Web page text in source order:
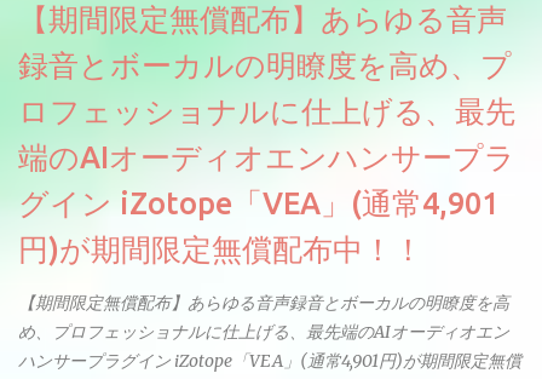
【期間限定無償配布】あらゆる音声
録音とボーカルの明瞭度を高め、プ
ロフェッショナルに仕上げる、最先
端のAIオーディオエンハンサープラ
グイン iZotope「VEA」(通常4,901
円)が期間限定無償配布中！！
【期間限定無償配布】あらゆる音声録音とボーカルの明瞭度を高
め、プロフェッショナルに仕上げる、最先端のAIオーディオエン
ハンサープラグイン iZotope「VEA」(通常4,901円)が期間限定無償